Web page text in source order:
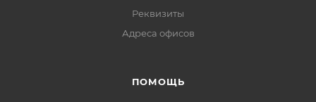
Реквизиты
Адреса офисов
ПОМОЩЬ